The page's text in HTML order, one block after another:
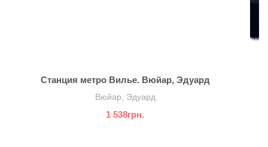
Станция метро Вилье. Вюйар, Эдуард
Вюйар, Эдуард
1 538грн.